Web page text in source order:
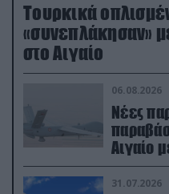
Τουρκικά
«συνεπλάκησαν»
στο Αιγαίο
06.08.2026
Νέες
Αιγαίο
31.07.2026